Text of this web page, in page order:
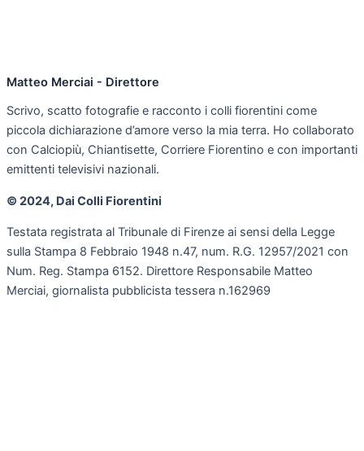
Matteo Merciai - Direttore
Scrivo, scatto fotografie e racconto i colli fiorentini come
piccola dichiarazione d’amore verso la mia terra. Ho collaborato
con Calciopiù, Chiantisette, Corriere Fiorentino e con importanti
emittenti televisivi nazionali.
© 2024, Dai Colli Fiorentini
Testata registrata al Tribunale di Firenze ai sensi della Legge
sulla Stampa 8 Febbraio 1948 n.47, num. R.G. 12957/2021 con
Num. Reg. Stampa 6152. Direttore Responsabile Matteo
Merciai, giornalista pubblicista tessera n.162969